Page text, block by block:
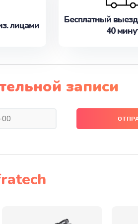
лицами
Бесплатный
40
записи